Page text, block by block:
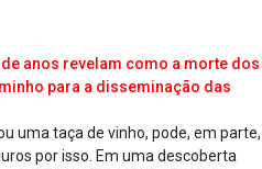
anos revelam como a morte dos
para a disseminação das
uma taça de vinho, pode, em parte,
por isso. Em uma descoberta